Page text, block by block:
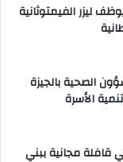
ليزر الفيمتوثانية
الصحية بالجيزة
الأسرة
في قافلة مجانية ببني